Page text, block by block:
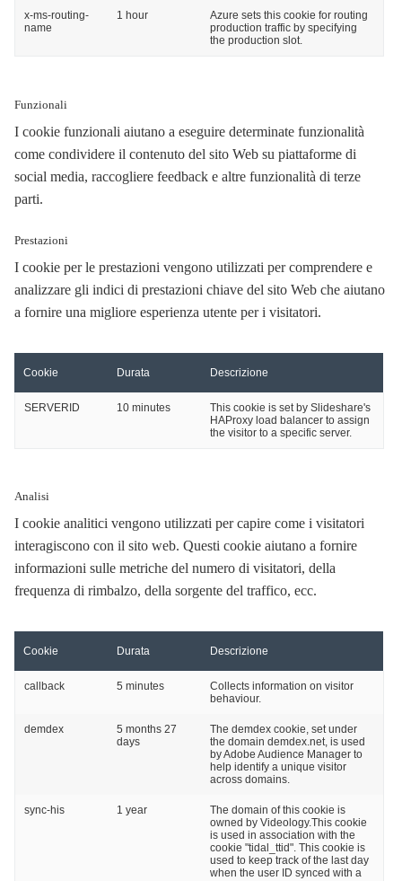
x-ms-routing-
name
1 hour
Azure sets this cookie for routing
production traffic by specifying
the production slot.
Funzionali
I cookie funzionali aiutano a eseguire determinate funzionalità
come condividere il contenuto del sito Web su piattaforme di
social media, raccogliere feedback e altre funzionalità di terze
parti.
Prestazioni
I cookie per le prestazioni vengono utilizzati per comprendere e
analizzare gli indici di prestazioni chiave del sito Web che aiutano
a fornire una migliore esperienza utente per i visitatori.
Cookie Durata Descrizione
SERVERID 10 minutes
This cookie is set by Slideshare's
HAProxy load balancer to assign
the visitor to a specific server.
Analisi
I cookie analitici vengono utilizzati per capire come i visitatori
interagiscono con il sito web. Questi cookie aiutano a fornire
informazioni sulle metriche del numero di visitatori, della
frequenza di rimbalzo, della sorgente del traffico, ecc.
Cookie Durata Descrizione
callback 5 minutes
Collects information on visitor
behaviour.
demdex
5 months 27
days
The demdex cookie, set under
the domain demdex.net, is used
by Adobe Audience Manager to
help identify a unique visitor
across domains.
sync-his 1 year
The domain of this cookie is
owned by Videology.This cookie
is used in association with the
cookie "tidal_ttid". This cookie is
used to keep track of the last day
when the user ID synced with a